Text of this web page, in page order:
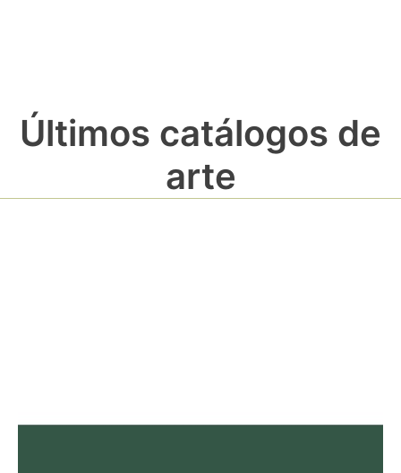
Últimos catálogos de
arte